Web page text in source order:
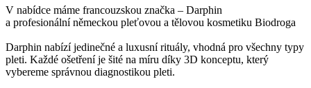
V nabídce máme francouzskou značka – Darphin
a profesionální německou pleťovou a tělovou kosmetiku Biodroga
Darphin nabízí jedinečné a luxusní rituály, vhodná pro všechny typy
pleti. Každé ošetření je šité na míru díky 3D konceptu, který
vybereme správnou diagnostikou pleti.